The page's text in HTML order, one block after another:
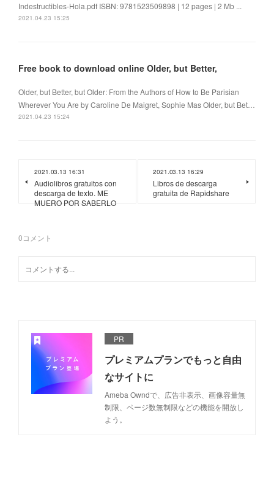
Indestructibles-Hola.pdf ISBN: 9781523509898 | 12 pages | 2 Mb ...
2021.04.23 15:25
Free book to download online Older, but Better,
Older, but Better, but Older: From the Authors of How to Be Parisian
Wherever You Are by Caroline De Maigret, Sophie Mas Older, but Bet…
2021.04.23 15:24
2021.03.13 16:31
Audiolibros gratuitos con
descarga de texto. ME
MUERO POR SABERLO
2021.03.13 16:29
Libros de descarga
gratuita de Rapidshare
0コメント
PR
プレミアムプランでもっと自由
なサイトに
Ameba Owndで、広告非表示、画像容量無
制限、ページ数無制限などの機能を開放し
よう。